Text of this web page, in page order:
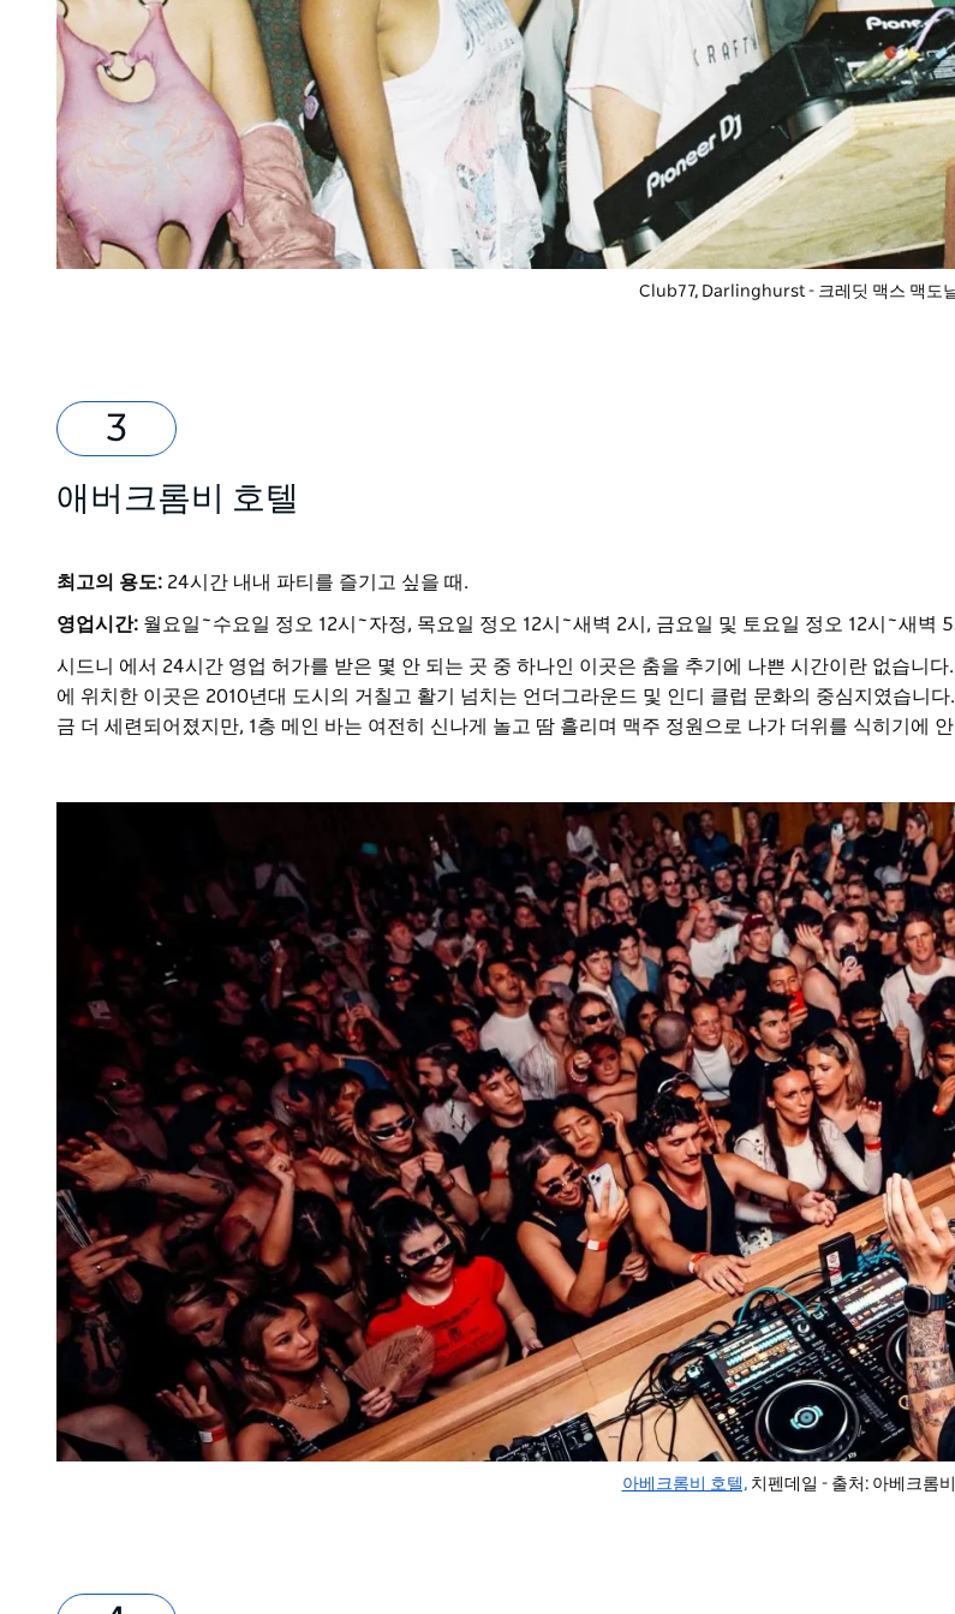
Club77, Darlinghurst - 크레딧 맥스 맥도
애버크롬비 호텔
최고의 용도: 24시간 내내 파티를 즐기고 싶을 때.
영업시간: 월요일~수요일 정오 12시~자정, 목요일 정오 12시~새벽 2시, 금요일 및 토요일 정오 12시~새벽 5
시드니 에서 24시간 영업 허가를 받은 몇 안 되는 곳 중 하나인 이곳은 춤을 추기에 나쁜 시간이란 없습니다.
에 위치한 이곳은 2010년대 도시의 거칠고 활기 넘치는 언더그라운드 및 인디 클럽 문화의 중심지였습니
금 더 세련되어졌지만, 1층 메인 바는 여전히 신나게 놀고 땀 흘리며 맥주 정원으로 나가 더위를 식히기에
아베크롬비 호텔,치펜데일 - 출처: 아베크롬